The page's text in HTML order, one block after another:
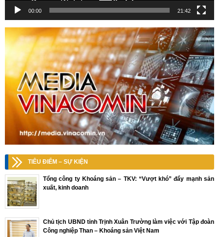
00:00 21:42
TIÊU ĐIỂM – SỰ KIỆN
Tổng công ty Khoáng sản – TKV: “Vượt khó” đẩy mạnh sản
xuất, kinh doanh
Chủ tịch UBND tỉnh Trịnh Xuân Trường làm việc với Tập đoàn
Công nghiệp Than – Khoáng sản Việt Nam